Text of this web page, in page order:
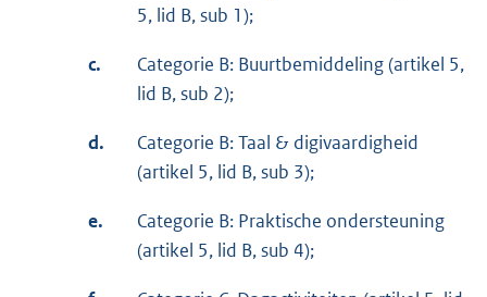
5, lid B, sub 1);
c.
Categorie B: Buurtbemiddeling (artikel 5,
lid B, sub 2);
d.
Categorie B: Taal & digivaardigheid
(artikel 5, lid B, sub 3);
e.
Categorie B: Praktische ondersteuning
(artikel 5, lid B, sub 4);